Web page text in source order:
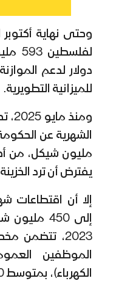
وحتى نهاية
دولار لدعم
للميزانية التطويرية.
يفترض أن ترد
إلا أن اقتطاعات
إلى 450
2023،
الموظفين
الكهرباء)، بمتوسط 270 مليون شيكل.